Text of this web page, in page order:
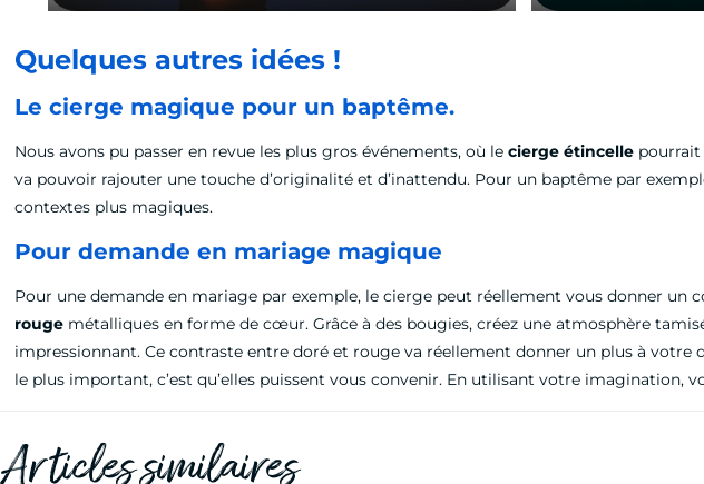
Quelques autres idées !
Le cierge magique pour un baptême.
Nous avons pu passer en revue les plus gros événements, où lecierge étincelle pourrait
va pouvoir rajouter une touche d’originalité et d’inattendu. Pour un baptême par
contextes plus magiques.
Pour demande en mariage magique
Pour une demande en mariage par exemple, le cierge peut réellement vous donner
rouge métalliques en forme de cœur. Grâce à des bougies, créez une atmosphère
impressionnant. Ce contraste entre doré et rouge va réellement donner un plus à
le plus important, c’est qu’elles puissent vous convenir. En utilisant votre imagination,
Articles similaires